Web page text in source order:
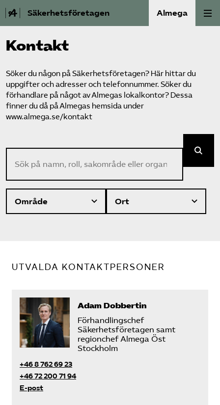
Säkerhetsföretagen Almega
Bli medlem
Om Säkerhets­företagen
Våra frågor
Mina sidor (almega.se)
Logga in på Arbetsgivarguiden
Kontakt
Söker du någon på Säkerhetsföretagen? Här hittar du
uppgifter och adresser och telefonnummer. Söker du
förhandlare på något av Almegas lokalkontor? Dessa
finner du då på Almegas hemsida under
www.almega.se/kontakt
UTVALDA KONTAKTPERSONER
Adam Dobbertin
Förhandlingschef
Säkerhetsföretagen samt
regionchef Almega Öst
Stockholm
+46 8 762 69 23
+46 72 200 71 94
E-post